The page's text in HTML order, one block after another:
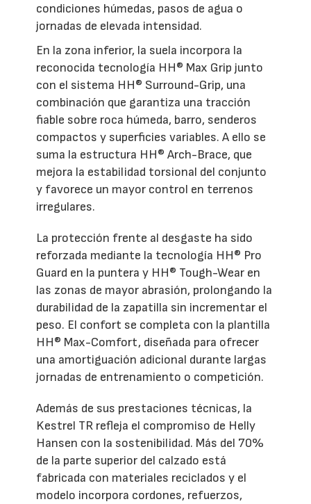
condiciones húmedas, pasos de agua o
jornadas de elevada intensidad.
En la zona inferior, la suela incorpora la
reconocida tecnología HH® Max Grip junto
con el sistema HH® Surround-Grip, una
combinación que garantiza una tracción
fiable sobre roca húmeda, barro, senderos
compactos y superficies variables. A ello se
suma la estructura HH® Arch-Brace, que
mejora la estabilidad torsional del conjunto
y favorece un mayor control en terrenos
irregulares.
La protección frente al desgaste ha sido
reforzada mediante la tecnología HH® Pro
Guard en la puntera y HH® Tough-Wear en
las zonas de mayor abrasión, prolongando la
durabilidad de la zapatilla sin incrementar el
peso. El confort se completa con la plantilla
HH® Max-Comfort, diseñada para ofrecer
una amortiguación adicional durante largas
jornadas de entrenamiento o competición.
Además de sus prestaciones técnicas, la
Kestrel TR refleja el compromiso de Helly
Hansen con la sostenibilidad. Más del 70%
de la parte superior del calzado está
fabricada con materiales reciclados y el
modelo incorpora cordones, refuerzos,